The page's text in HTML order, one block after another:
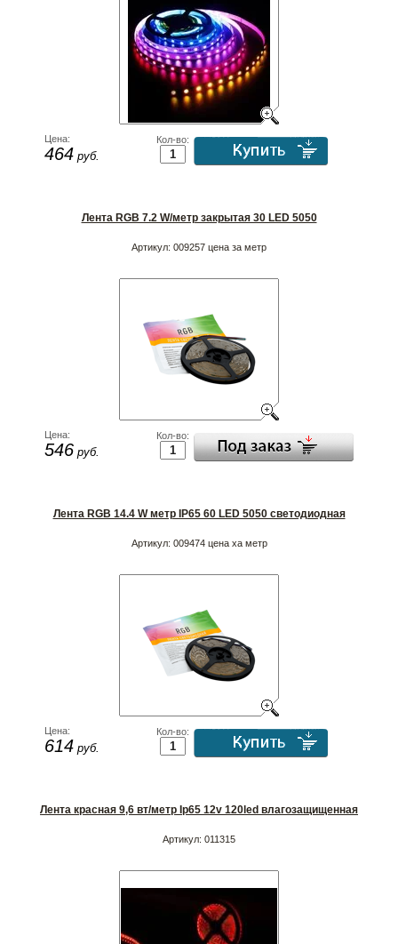
Цена:
464 руб.
Кол-во:
Лента RGB 7.2 W/метр закрытая 30 LED 5050
Артикул: 009257 цена за метр
Цена:
546 руб.
Кол-во:
Лента RGB 14.4 W метр IP65 60 LED 5050 светодиодная
Артикул: 009474 цена ха метр
Цена:
614 руб.
Кол-во:
Лента красная 9,6 вт/метр Ip65 12v 120led влагозащищенная
Артикул: 011315